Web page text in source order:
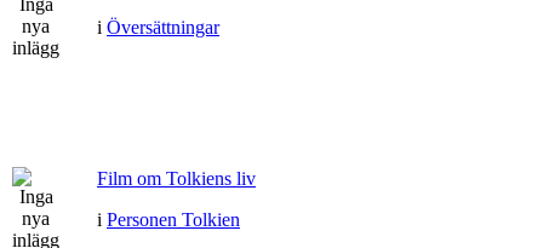
i Översättningar
Film om Tolkiens liv
i Personen Tolkien